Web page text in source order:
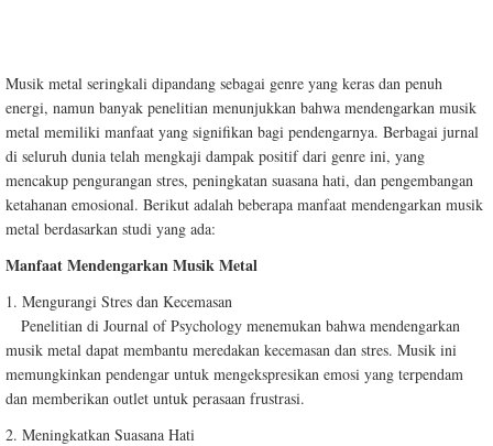
Musik metal seringkali dipandang sebagai genre yang keras dan penuh
energi, namun banyak penelitian menunjukkan bahwa mendengarkan musik
metal memiliki manfaat yang signifikan bagi pendengarnya. Berbagai jurnal
di seluruh dunia telah mengkaji dampak positif dari genre ini, yang
mencakup pengurangan stres, peningkatan suasana hati, dan pengembangan
ketahanan emosional. Berikut adalah beberapa manfaat mendengarkan musik
metal berdasarkan studi yang ada:
Manfaat Mendengarkan Musik Metal
1. Mengurangi Stres dan Kecemasan
Penelitian di Journal of Psychology menemukan bahwa mendengarkan
musik metal dapat membantu meredakan kecemasan dan stres. Musik ini
memungkinkan pendengar untuk mengekspresikan emosi yang terpendam
dan memberikan outlet untuk perasaan frustrasi.
2. Meningkatkan Suasana Hati